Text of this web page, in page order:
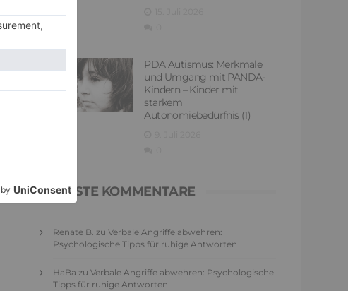
PDA Autismus: Merkmale
und Umgang mit PANDA-
Kindern – Kinder mit
starkem
Autonomiebedürfnis (1)
NEUESTE KOMMENTARE
Renate B. zu Verbale Angriffe abwehren:
Psychologische Tipps für ruhige Antworten
HaBa zu Verbale Angriffe abwehren: Psychologische
Tipps für ruhige Antworten